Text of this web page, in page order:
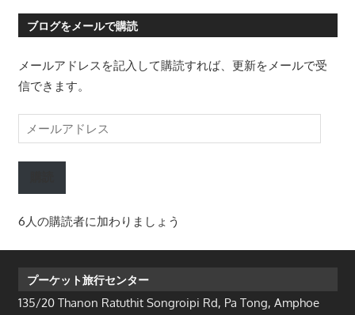
ブログをメールで購読
メールアドレスを記入して購読すれば、更新をメールで受
信できます。
ー
ル
レ
ス
6人の購読者に加わりましょう
プーケット旅行センター
135/20 Thanon Ratuthit Songroipi Rd, Pa Tong, Amphoe